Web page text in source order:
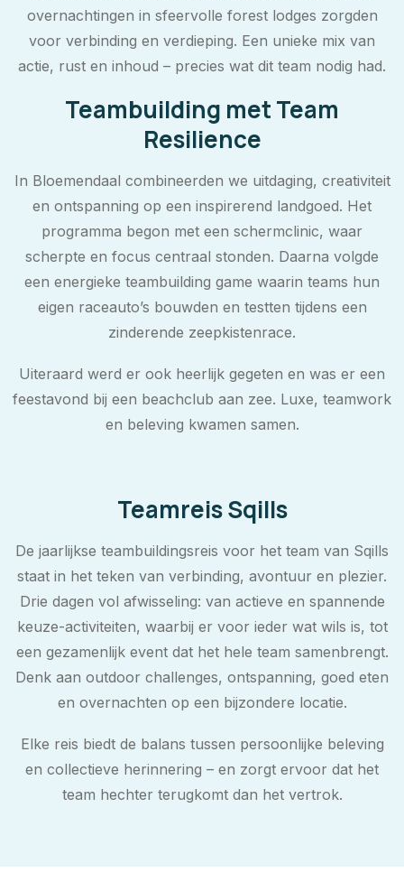
overnachtingen in sfeervolle forest lodges zorgden
voor verbinding en verdieping. Een unieke mix van
actie, rust en inhoud – precies wat dit team nodig had.
Teambuilding met Team
Resilience
In Bloemendaal combineerden we uitdaging, creativiteit
en ontspanning op een inspirerend landgoed. Het
programma begon met een schermclinic, waar
scherpte en focus centraal stonden. Daarna volgde
een energieke teambuilding game waarin teams hun
eigen raceauto’s bouwden en testten tijdens een
zinderende zeepkistenrace.
Uiteraard werd er ook heerlijk gegeten en was er een
feestavond bij een beachclub aan zee. Luxe, teamwork
en beleving kwamen samen.
Teamreis Sqills
De jaarlijkse teambuildingsreis voor het team van Sqills
staat in het teken van verbinding, avontuur en plezier.
Drie dagen vol afwisseling: van actieve en spannende
keuze-activiteiten, waarbij er voor ieder wat wils is, tot
een gezamenlijk event dat het hele team samenbrengt.
Denk aan outdoor challenges, ontspanning, goed eten
en overnachten op een bijzondere locatie.
Elke reis biedt de balans tussen persoonlijke beleving
en collectieve herinnering – en zorgt ervoor dat het
team hechter terugkomt dan het vertrok.